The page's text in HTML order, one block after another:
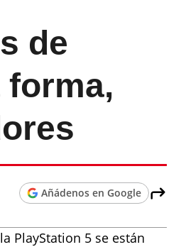
de
Añádenos en Google
PlayStation 5 se están